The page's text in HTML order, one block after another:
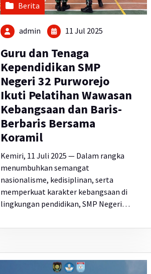
Berita
admin 11 Jul 2025
Guru dan Tenaga
Kependidikan SMP
Negeri 32 Purworejo
Ikuti Pelatihan Wawasan
Kebangsaan dan Baris-
Berbaris Bersama
Koramil
Kemiri, 11 Juli 2025 — Dalam rangka
menumbuhkan semangat
nasionalisme, kedisiplinan, serta
memperkuat karakter kebangsaan di
lingkungan pendidikan, SMP Negeri…